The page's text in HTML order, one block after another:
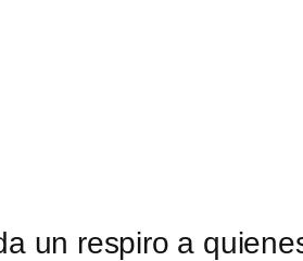
un respiro a